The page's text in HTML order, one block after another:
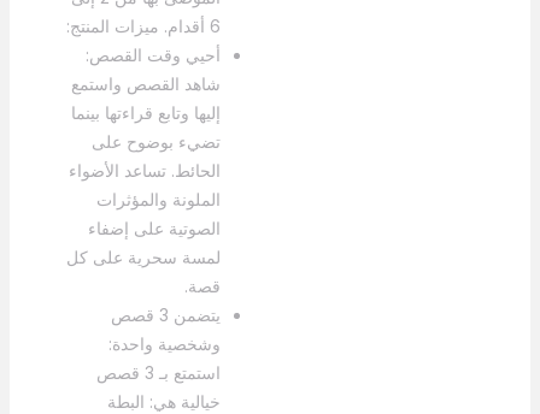
6 أقدام. ميزات المنتج:
أحيي وقت القصص:
شاهد القصص واستمع
إليها وتابع قراءتها بينما
تضيء بوضوح على
الحائط. تساعد الأضواء
الملونة والمؤثرات
الصوتية على إضفاء
لمسة سحرية على كل
قصة.
يتضمن 3 قصص
وشخصية واحدة:
استمتع بـ 3 قصص
خيالية هي: البطة